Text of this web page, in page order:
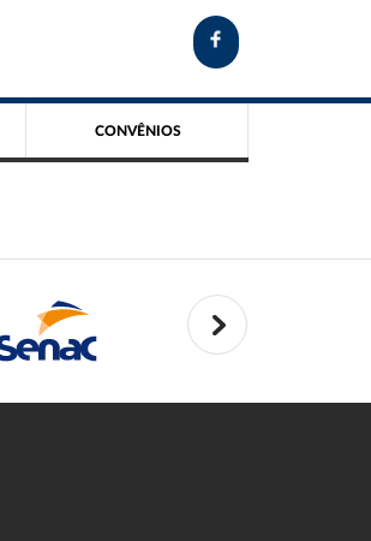
CONVÊNIOS